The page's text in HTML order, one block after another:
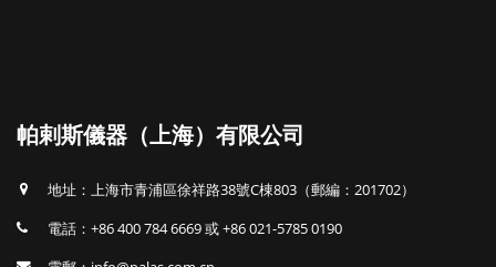
帕剌斯儀器（上海）有限公司
地址：上海市青浦區徐祥路38號C棟803（郵編：201702）
電話：+86 400 784 6669 或 +86 021-5785 0190